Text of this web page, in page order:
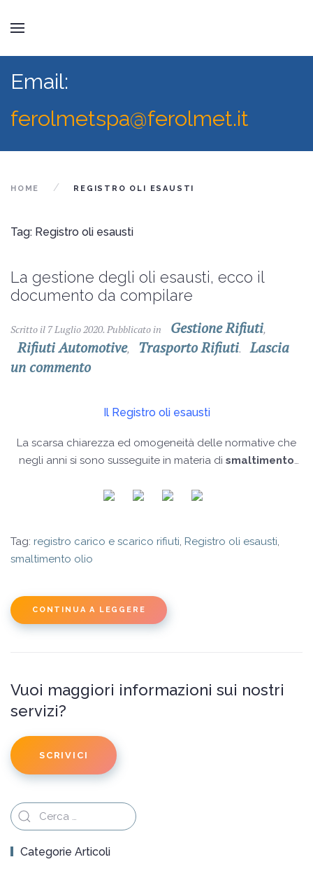
Email:
ferolmetspa@ferolmet.it
HOME REGISTRO OLI ESAUSTI
Tag: Registro oli esausti
La gestione degli oli esausti, ecco il
documento da compilare
Scritto il 7 Luglio 2020. Pubblicato in Gestione Rifiuti,
Rifiuti Automotive, Trasporto Rifiuti.
Lascia
un commento
Il Registro oli esausti
La scarsa chiarezza ed omogeneità delle normative che
negli anni si sono susseguite in materia di smaltimento
sia attualmente il registro da tenere
Tag: registro carico e scarico rifiuti, Registro oli esausti,
smaltimento olio
CONTINUA A LEGGERE
Vuoi maggiori informazioni sui nostri
servizi?
SCRIVICI
Categorie Articoli